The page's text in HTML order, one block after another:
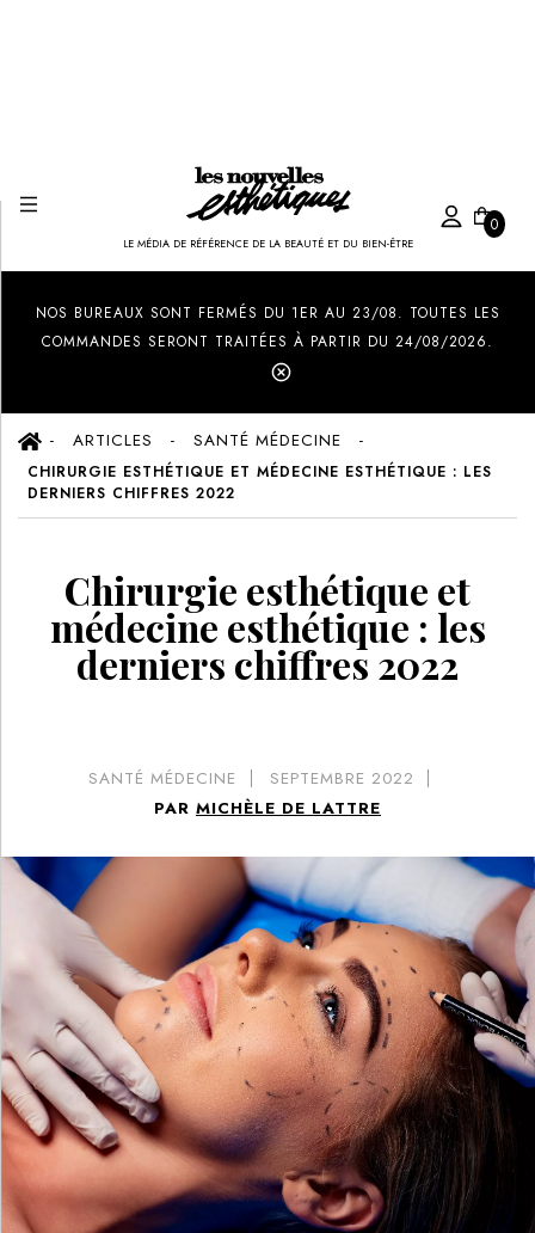
LE MÉDIA DE RÉFÉRENCE DE LA BEAUTÉ ET DU BIEN-ÊTRE
0
NOS BUREAUX SONT FERMÉS DU 1ER AU 23/08. TOUTES LES
COMMANDES SERONT TRAITÉES À PARTIR DU 24/08/2026.
ARTICLES SANTÉ MÉDECINE
CHIRURGIE ESTHÉTIQUE ET MÉDECINE ESTHÉTIQUE : LES
DERNIERS CHIFFRES 2022
Chirurgie esthétique et
médecine esthétique : les
derniers chiffres 2022
SANTÉ MÉDECINE
SEPTEMBRE 2022
PAR MICHÈLE DE LATTRE